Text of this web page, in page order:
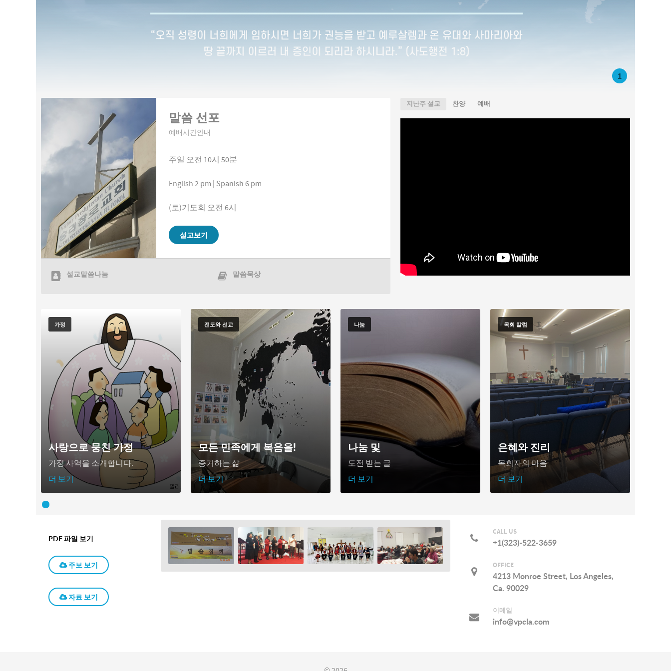
1
말씀 선포
예배시간안내
주일 오전 10시 50분
English 2 pm | Spanish 6 pm
(토)기도회 오전 6시
설교보기
설교말씀나눔 말씀묵상
지난주 설교 찬양 예배
가정
사랑으로 뭉친 가정
가정 사역을 소개합니다.
더 보기
전도와 선교
모든 민족에게 복음을!
증거하는 삶
더 보기
나눔
나눔 및
도전 받는 글
더 보기
목회 칼럼
은혜와 진리
목회자의 마음
더 보기
PDF 파일 보기
주보 보기
자료 보기
CALL US
+1(323)-522-3659
OFFICE
4213 Monroe Street, Los Angeles,
Ca. 90029
이메일
info@vpcla.com